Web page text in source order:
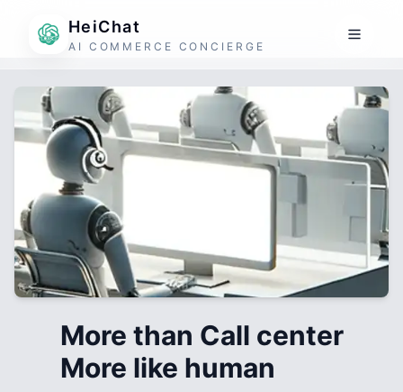
HeiChat
AI COMMERCE CONCIERGE
More than Call center
More like human